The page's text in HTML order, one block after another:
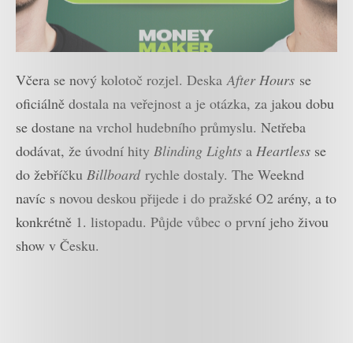
Včera se nový kolotoč rozjel. DeskaAfter Hours se
oficiálně dostala na veřejnost a je otázka, za jakou dobu
se dostane na vrchol hudebního průmyslu. Netřeba
dodávat, že úvodní hity Blinding Lights a Heartless se
do žebříčku Billboardrychle dostaly. The Weeknd
navíc s novou deskou přijede i do pražské O2 arény, a to
konkrétně 1. listopadu. Půjde vůbec o první jeho živou
show v Česku.